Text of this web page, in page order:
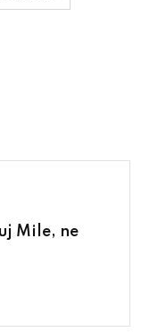
Mile, ne